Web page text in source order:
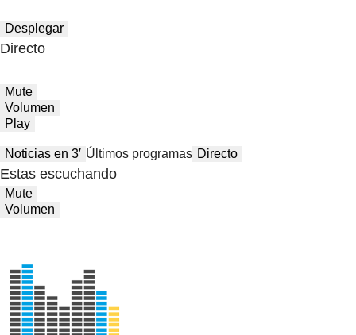
Desplegar
Directo
Mute
Volumen
Play
Noticias en 3′ Últimos programas Directo
Estas escuchando
Mute
Volumen